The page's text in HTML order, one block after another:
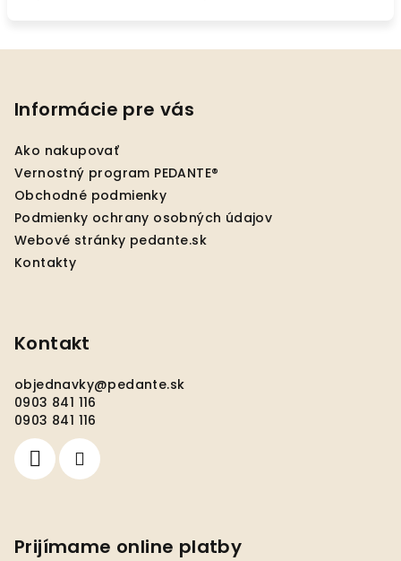
Informácie pre vás
Ako nakupovať
Vernostný program PEDANTE®
Obchodné podmienky
Podmienky ochrany osobných údajov
Webové stránky pedante.sk
Kontakty
Kontakt
objednavky@pedante.sk
0903 841 116
0903 841 116
Prijímame online platby